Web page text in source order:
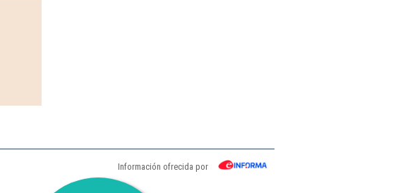
Información ofrecida por